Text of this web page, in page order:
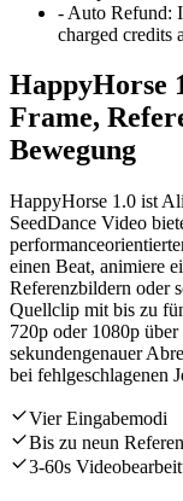
- Auto Refund:
charged credits
HappyHorse
Frame,
Bewegung
HappyHorse 1.0 ist
SeedDance Video
einen Beat, animiere
Referenzbildern oder
Quellclip mit bis zu
720p oder 1080p
sekundengenauer
bei fehlgeschlagenen
Vier Eingabemodi
Bis zu neun
3-60s